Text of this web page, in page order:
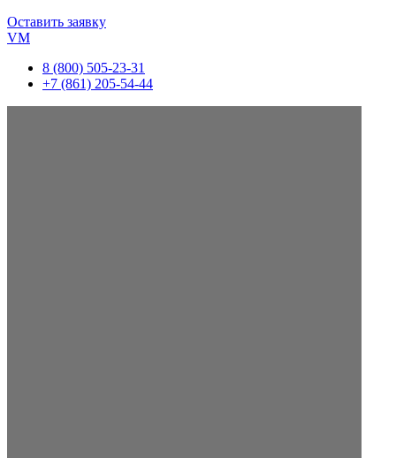
Оставить заявку
VM
8 (800) 505-23-31
+7 (861) 205-54-44